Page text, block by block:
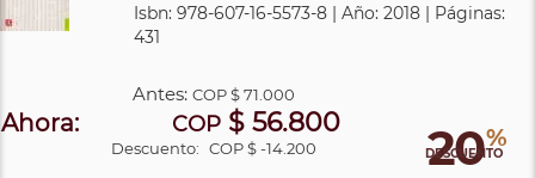
Isbn: 978-607-16-5573-8 | Año: 2018 | Páginas:
431
20%
DESCUENTO
Antes:COP$ 71.000
Ahora: COP$ 56.800
Descuento: COP $ -14.200